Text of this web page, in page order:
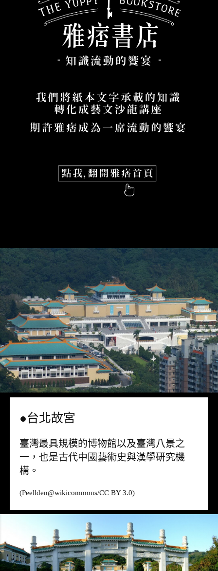
●台北故宮
臺灣最具規模的博物館以及臺灣八景之
一，也是古代中國藝術史與漢學研究機
構。
(Peellden@wikicommons/CC BY 3.0)